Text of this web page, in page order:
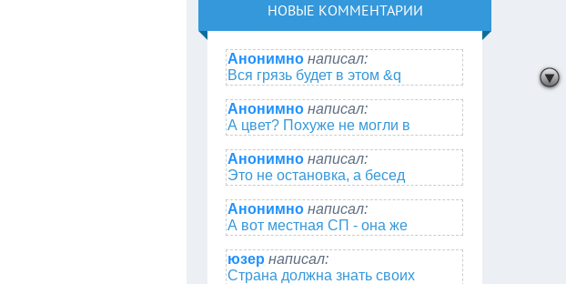
НОВЫЕ КОММЕНТАРИИ
Анонимно написал:
Вся грязь будет в этом &q
Анонимно написал:
А цвет? Похуже не могли в
Анонимно написал:
Это не остановка, а бесед
Анонимно написал:
А вот местная СП - она же
юзер написал:
Страна должна знать своих